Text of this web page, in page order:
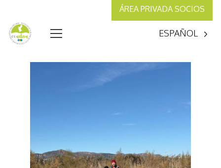
ÁREA PRIVADA SOCIOS
ESPAÑOL